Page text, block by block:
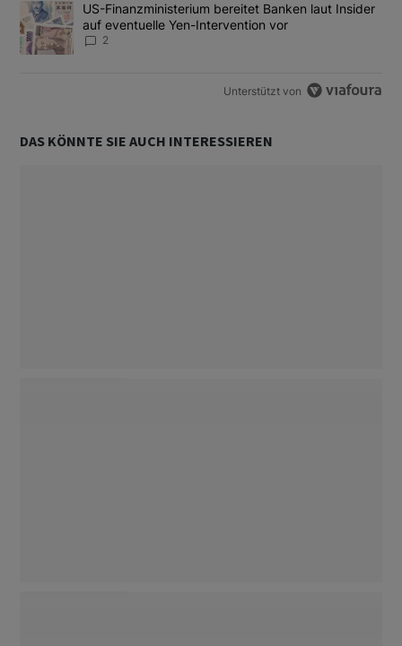
Ein Trendartikel mit dem Titel "US-Finanzministerium bereitet
US-Finanzministerium bereitet Banken laut Insider
auf eventuelle Yen-Intervention vor
2
Unterstützt von
DAS KÖNNTE SIE AUCH INTERESSIEREN